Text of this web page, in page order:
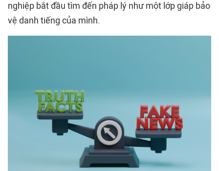
nghiệp bắt đầu tìm đến pháp lý như một lớp giáp bảo
vệ danh tiếng của mình.